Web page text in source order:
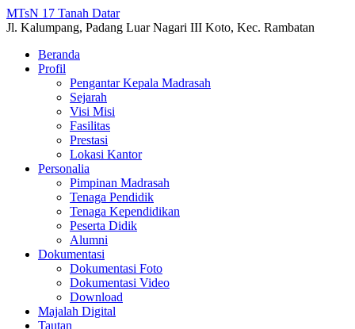
MTsN 17 Tanah Datar
Jl. Kalumpang, Padang Luar Nagari III Koto, Kec. Rambatan
Beranda
Profil
Pengantar Kepala Madrasah
Sejarah
Visi Misi
Fasilitas
Prestasi
Lokasi Kantor
Personalia
Pimpinan Madrasah
Tenaga Pendidik
Tenaga Kependidikan
Peserta Didik
Alumni
Dokumentasi
Dokumentasi Foto
Dokumentasi Video
Download
Majalah Digital
Tautan